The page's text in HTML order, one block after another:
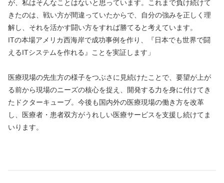
が、私はそんなことはないと思っています。これまで負け続けて
きたのは、戦い方が間違っていたからで、自分の強みを正しく理
解し、それを活かす闘い方をすれば勝てると考えています。
ITの本場アメリカ西海岸で成功事例を作り、『日本でも世界で闘
えるITシステムを作れる』ことを実証します」
医療現場の先生方の様子をつぶさに見続けたことで、要望が上が
る前から現場のニーズの核心を捉え、開発する力を身に付けてき
たドクターキューブ。今後も国内外の医療現場の働き方を改革
し、医療者・患者双方がうれしい医療サービスを支援し続けてま
いります。